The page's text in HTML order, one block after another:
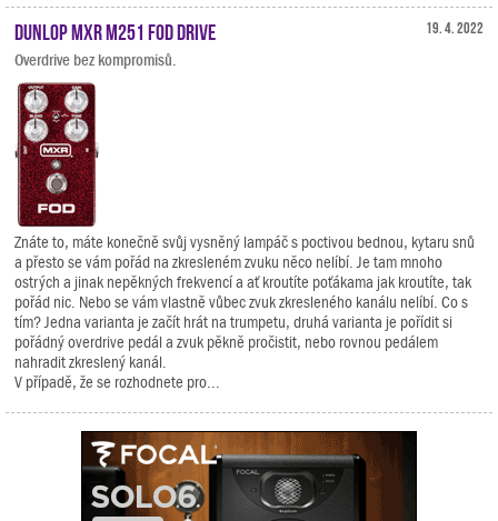
19. 4. 2022
Dunlop MXR M251 FOD Drive
Overdrive bez kompromisů.
Znáte to, máte konečně svůj vysněný lampáč s poctivou bednou, kytaru snů
a přesto se vám pořád na zkresleném zvuku něco nelíbí. Je tam mnoho
ostrých a jinak nepěkných frekvencí a ať kroutíte poťákama jak kroutíte, tak
pořád nic. Nebo se vám vlastně vůbec zvuk zkresleného kanálu nelíbí. Co s
tím? Jedna varianta je začít hrát na trumpetu, druhá varianta je pořídit si
pořádný overdrive pedál a zvuk pěkně pročistit, nebo rovnou pedálem
nahradit zkreslený kanál.
V případě, že se rozhodnete pro...